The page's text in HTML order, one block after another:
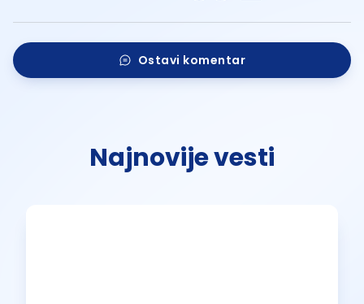
Ostavi komentar
Najnovije vesti